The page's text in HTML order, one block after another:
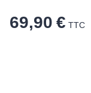
69,90 € TTC